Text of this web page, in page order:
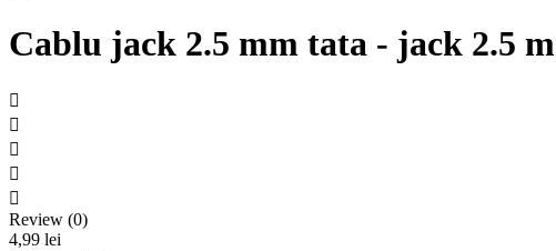
Cablu jack 2.5 mm tata - jack 2.5





Review (0)
4,99 lei